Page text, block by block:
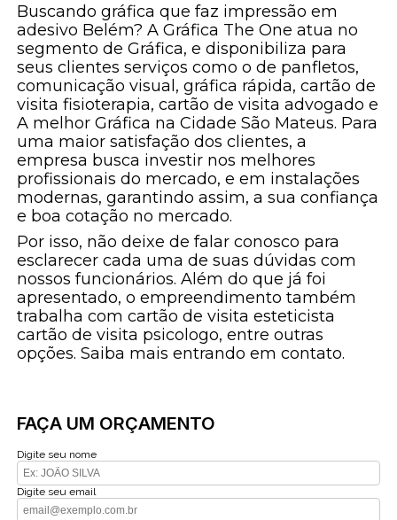
Buscando gráfica que faz impressão em
adesivo Belém? A Gráfica The One atua no
segmento de Gráfica, e disponibiliza para
seus clientes serviços como o de panfletos,
comunicação visual, gráfica rápida, cartão de
visita fisioterapia, cartão de visita advogado e
A melhor Gráfica na Cidade São Mateus. Para
uma maior satisfação dos clientes, a
empresa busca investir nos melhores
profissionais do mercado, e em instalações
modernas, garantindo assim, a sua confiança
e boa cotação no mercado.
Por isso, não deixe de falar conosco para
esclarecer cada uma de suas dúvidas com
nossos funcionários. Além do que já foi
apresentado, o empreendimento também
trabalha com cartão de visita esteticista
cartão de visita psicologo, entre outras
opções. Saiba mais entrando em contato.
FAÇA UM ORÇAMENTO
Digite seu nome
Digite seu email